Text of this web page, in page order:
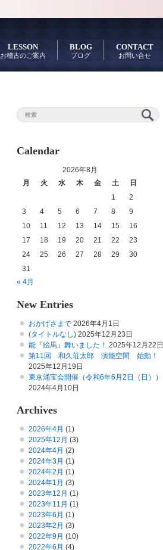
LESSON
お稽古のご案内
BLOG
ブログ
CONTACT
お問い合せ
Calendar
2026年8月
月
火 水 木 金 土
日
1
2
3
4 5 6 7 8
9
10
11 12 13 14 15
16
17
18 19 20 21 22
23
24
25 26 27 28 29
30
31
« 4月
New Entries
おかげさまで 2026年4月1日
(タイトルなし) 2025年12月23日
能『絵馬』舞いました！ 2025年12月22日
第11回 和久荘太郎 演能空間 始動！
2025年12月19日
東京涌宝会開催（令和6年6月2日（日））
2024年4月10日
Archives
2026年4月 (1)
2025年12月 (3)
2024年4月 (2)
2024年3月 (1)
2024年2月 (1)
2024年1月 (3)
2023年12月 (1)
2023年11月 (1)
2023年6月 (1)
2023年2月 (3)
2022年9月 (10)
2022年6月 (4)